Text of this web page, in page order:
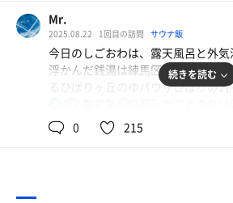
ってるね😚。
ゆパ姉に券券（共通券とサウナ券）
て、お遍路のハンコをもらう。
首下げフックキーとロッカーキー
衣。どこからともなくラジオが聞こ
🐦‍⬛モスク
浴室に入ると、緑のタイルで仕上げ
そして露天へ向かう細い風除室。内
その後、スタバで17時迄喋りたおし
渋谷SAUNASさん寄ろうと企んで
りたくて帰路につく。。。。
Mr.
2025.08.22 1回目の訪問 サウナ飯
今日のしごおわは、露天風呂と外
浮かんだ銭湯は練馬区で未開拓の
るひばりヶ丘のゆパウザひばりの2
て、ひばりヶ丘にある"ゆパウザ"へ
続きを読む
0 215